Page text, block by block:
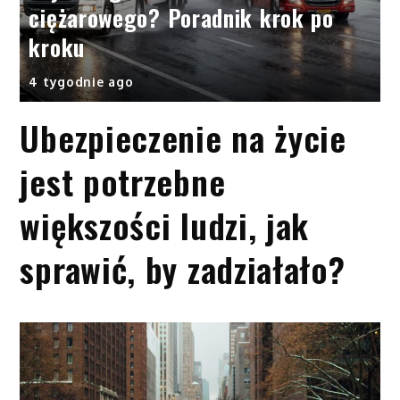
ciężarowego? Poradnik krok po
kroku
4 tygodnie ago
Ubezpieczenie na życie
jest potrzebne
większości ludzi, jak
sprawić, by zadziałało?